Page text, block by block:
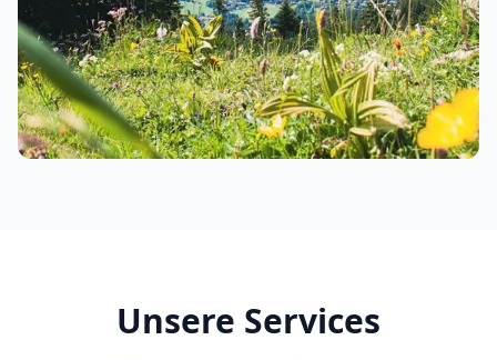
Unsere Services